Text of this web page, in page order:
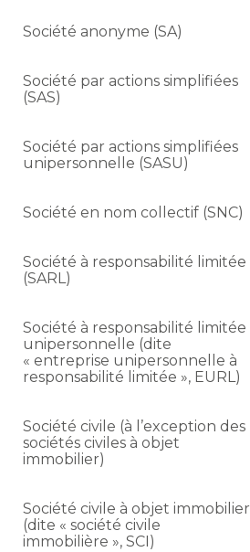
Société anonyme (SA)
Société par actions simplifiées
(SAS)
Société par actions simplifiées
unipersonnelle (SASU)
Société en nom collectif (SNC)
Société à responsabilité limitée
(SARL)
Société à responsabilité limitée
unipersonnelle (dite
« entreprise unipersonnelle à
responsabilité limitée », EURL)
Société civile (à l’exception des
sociétés civiles à objet
immobilier)
Société civile à objet immobilier
(dite « société civile
immobilière », SCI)